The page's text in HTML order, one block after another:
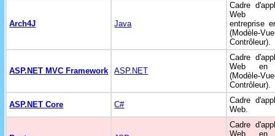
Arch4J Java
Cadre
Web
entreprise
(Modèle-
Contrôleur).
ASP.NET MVC Framework ASP.NET
Cadre
Web
(Modèle-
Contrôleur).
ASP.NET Core C#
Cadre
Web.
Cadre
Web